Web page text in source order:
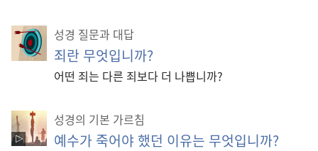
성경 질문과 대답
죄란 무엇입니까?
어떤 죄는 다른 죄보다 더 나쁩니까?
성경의 기본 가르침
예수가 죽어야 했던 이유는 무엇입니까?